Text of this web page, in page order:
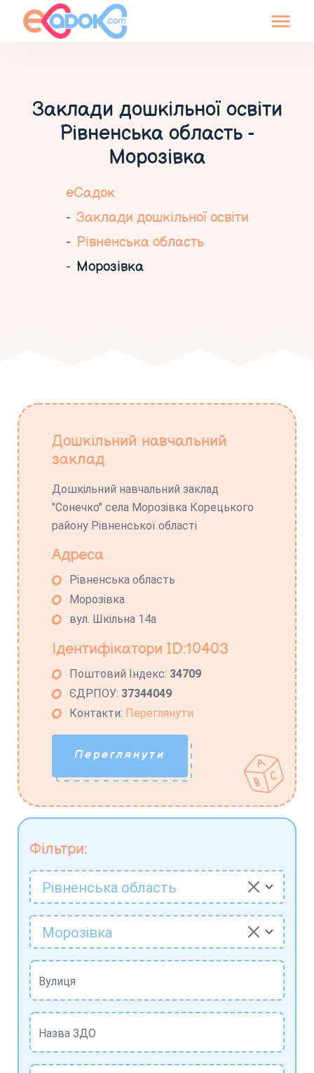
Заклади дошкільної освіти
Рівненська область -
Морозівка
еСадок
Заклади дошкільної освіти
Рівненська область
Морозівка
Фільтри:
Рівненська область
Морозівка
Вулиця
Назва ЗДО
Дошкільний навчальний
заклад
Дошкільний навчальний заклад
"Сонечко" села Морозівка Корецького
району Рівненської області
Адреса
Рівненська область
Морозівка
вул. Шкільна 14а
Ідентифікатори ID:10403
Поштовий Індекс: 34709
ЄДРПОУ: 37344049
Контакти: Переглянути
Переглянути